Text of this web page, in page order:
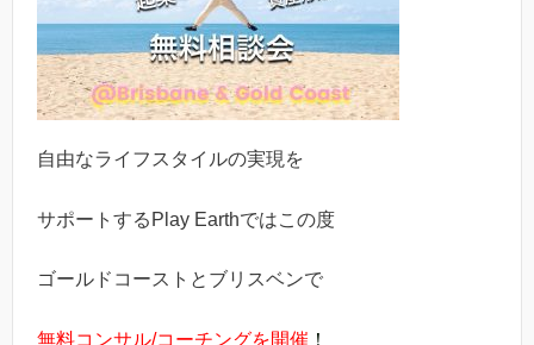
自由なライフスタイルの実現を
サポートするPlay Earthではこの度
ゴールドコーストとブリスベンで
無料コンサル/コーチングを開催 ！